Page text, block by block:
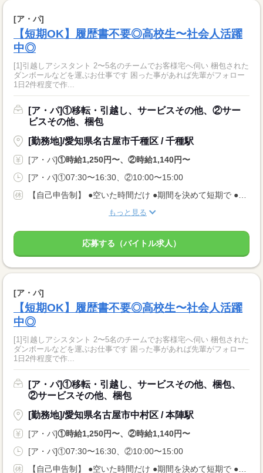
[ア・パ]
【短期OK】履歴書不要◎高校生〜社会人活躍
中◎
[1]引越しアシスタント 2〜5名のチームでお客様宅へ伺い 梱包された
ダンボールなどを運ぶお仕事です 困った事があれば先輩がフォロー
1日2件程度で作...
[ア・パ]①移転・引越し、サービスその他、②サー
ビスその他、梱包
[勤務地]/愛知県名古屋市千種区 / 千種駅
[ア・パ]①時給1,250円〜、②時給1,140円〜
[ア・パ]①07:30〜16:30、②10:00〜15:00
【自己申告制】 ●空いた時間だけ ●期間を決めて短期で ●週3日でバランスよく ◎仕事は毎日あります！ 入りたい時に入って、休みたい時に休む♪ ★安定してお仕事あり AMのみ/PMのみもOK♪
もっと見る
応募する（バイトル求人）
[ア・パ]
【短期OK】履歴書不要◎高校生〜社会人活躍
中◎
[1]引越しアシスタント 2〜5名のチームでお客様宅へ伺い 梱包された
ダンボールなどを運ぶお仕事です 困った事があれば先輩がフォロー
1日2件程度で作...
[ア・パ]①移転・引越し、サービスその他、梱包、
②サービスその他、梱包
[勤務地]/愛知県名古屋市中村区 / 本陣駅
[ア・パ]①時給1,250円〜、②時給1,140円〜
[ア・パ]①07:30〜16:30、②10:00〜15:00
【自己申告制】 ●空いた時間だけ ●期間を決めて短期で ●週3日でバランスよく ◎仕事は毎日あります！ 入りたい時に入って、休みたい時に休む♪ ★安定してお仕事あり AMのみ/PMのみもOK♪